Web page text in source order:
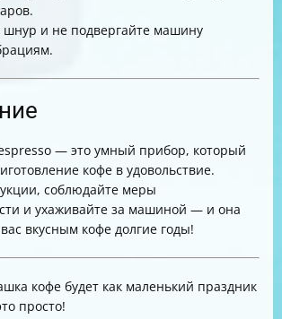
шнур и не подвергайте машину
— это умный прибор, который
кофе в удовольствие.
соблюдайте меры
и ухаживайте за машиной — и она
вкусным кофе долгие годы!
кофе будет как маленький праздник
просто!